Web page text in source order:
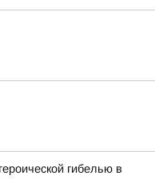
гибелью в